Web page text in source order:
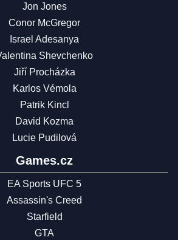
Jon Jones
Conor McGregor
Israel Adesanya
Shevchenko
Jiří Procházka
Karlos Vémola
Patrik Kincl
David Kozma
Lucie Pudilová
Games.cz
EA Sports UFC 5
Assassin's Creed
Starfield
GTA